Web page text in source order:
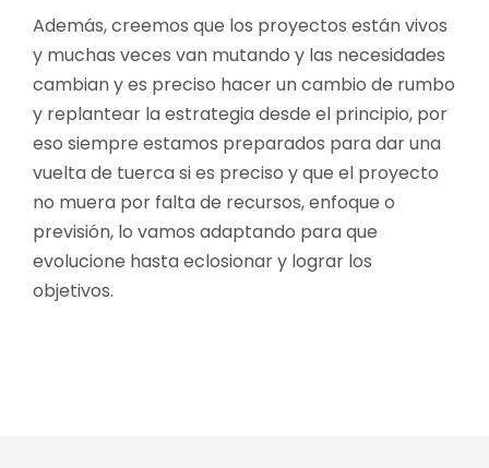
Además, creemos que los proyectos están vivos
y muchas veces van mutando y las necesidades
cambian y es preciso hacer un cambio de rumbo
y replantear la estrategia desde el principio, por
eso siempre estamos preparados para dar una
vuelta de tuerca si es preciso y que el proyecto
no muera por falta de recursos, enfoque o
previsión, lo vamos adaptando para que
evolucione hasta eclosionar y lograr los
objetivos.